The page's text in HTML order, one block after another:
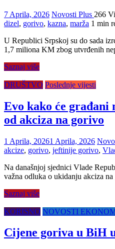
7 Aprila, 2026 Novosti Plus 266
dizel, gorivo, kazna, marža 1 min
U Republici Srpskoj su do sada
1,7 miliona KM zbog utvrđenih
Saznaj više
DRUŠTVO Poslednje vijesti
Evo kako će
od akciza na gorivo
1 Aprila, 20261 Aprila, 2026
akcize, gorivo, jeftinije gorivo,
Na današnjoj sjednici Vlade
važna odluka o ukidanju akciza
Saznaj više
KORISNO NOVOSTI
Cijene goriva u BiH